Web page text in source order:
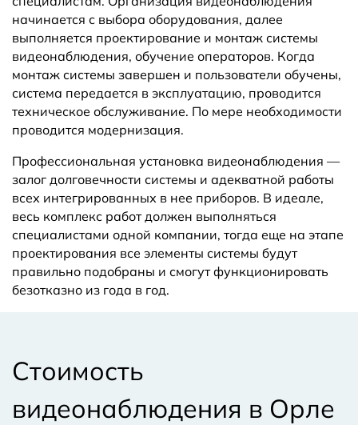
начинается с выбора оборудования, далее
выполняется проектирование и монтаж системы
видеонаблюдения, обучение операторов. Когда
монтаж системы завершен и пользователи обучены,
система передается в эксплуатацию, проводится
техническое обслуживание. По мере необходимости
проводится модернизация.
Профессиональная установка видеонаблюдения —
залог долговечности системы и адекватной работы
всех интегрированных в нее приборов. В идеале,
весь комплекс работ должен выполняться
специалистами одной компании, тогда еще на этапе
проектирования все элементы системы будут
правильно подобраны и смогут функционировать
безотказно из года в год.
Стоимость
видеонаблюдения в Орле